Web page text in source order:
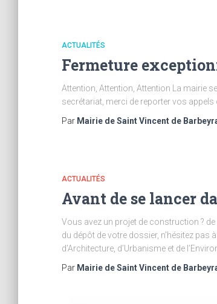
ACTUALITÉS
Fermeture
Attention, Attention, Attention La mairie
secrétariat, merci de reporter vos appels
Par Mairie de Saint Vincent de
ACTUALITÉS
Avant de se lancer
Vous avez un projet de construction ?
du dépôt de votre dossier, n’hésitez pas
d’Architecture, d’Urbanisme et de
Par Mairie de Saint Vincent de